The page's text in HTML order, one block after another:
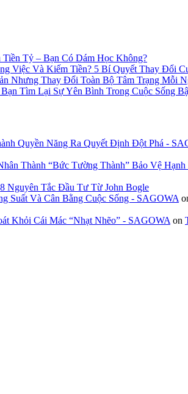
Tỷ – Bạn Có Dám Học Không?
Việc Và Kiếm Tiền? 5 Bí Quyết Thay Đổi
Nhưng Thay Đổi Toàn Bộ Tâm Trạng Mỗi
Tìm Lại Sự Yên Bình Trong Cuộc Sống
Quyền Năng Ra Quyết Định Đột Phá -
Thành “Bức Tường Thành” Bảo Vệ
8 Nguyên Tắc Đầu Tư Từ John Bogle
Suất Và Cân Bằng Cuộc Sống - SAGOWA
Khỏi Cái Mác “Nhạt Nhẽo” - SAGOWA on